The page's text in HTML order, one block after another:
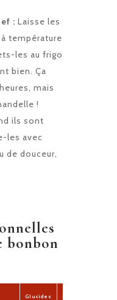
: Laisse les
température
les au frigo
bien. Ça
mais
!
ils sont
les avec
de douceur,
bonbon
Glucides Protéines